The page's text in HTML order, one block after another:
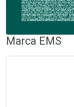
Marca EMS